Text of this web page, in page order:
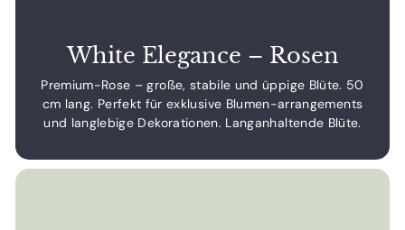
White Elegance – Rosen
Premium-Rose – große, stabile und üppige Blüte. 50
cm lang. Perfekt für exklusive Blumen-arrangements
und langlebige Dekorationen. Langanhaltende Blüte.